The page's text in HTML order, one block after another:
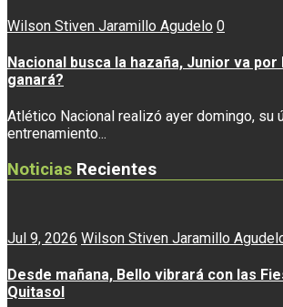
Wilson Stiven Jaramillo Agudelo 0
Nacional busca la hazaña, Junior va
ganará?
Atlético Nacional realizó ayer domingo, su
entrenamiento...
Noticias Recientes
Jul 9, 2026 Wilson Stiven Jaramillo
Desde mañana, Bello vibrará con las
Quitasol